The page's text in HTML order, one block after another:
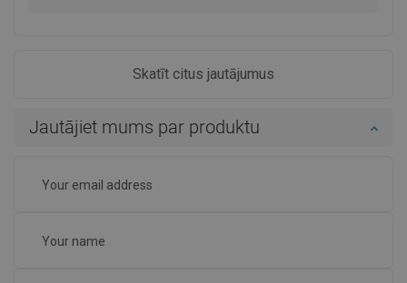
Skatīt citus jautājumus
Jautājiet mums par produktu